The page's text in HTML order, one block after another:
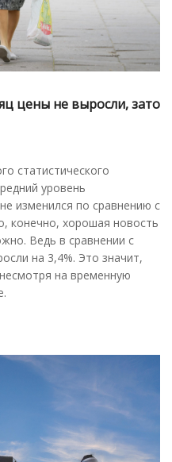
цены не выросли, зато
статистического
уровень
изменился по сравнению с
конечно, хорошая новость
Ведь в сравнении с
на 3,4%. Это значит,
на временную